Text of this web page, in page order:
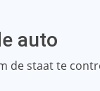
auto
de staat te